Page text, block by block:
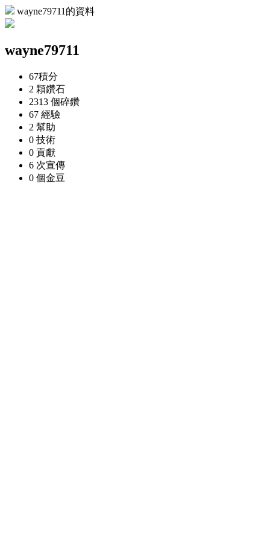
wayne79711的資料
wayne79711
67積分
2 顆鑽石
2313 個碎鑽
67 經驗
2 幫助
0 技術
0 貢獻
6 次宣傳
0 個金豆